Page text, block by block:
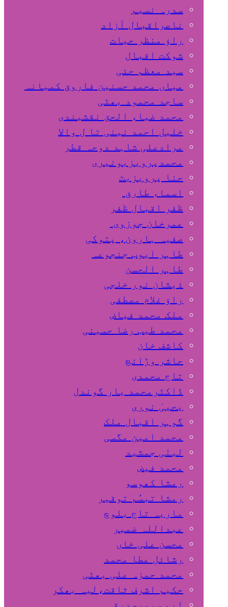
سدرہ نسیم
ناصراقبال آزاد
راؤ منظر حیات
شوکت اقبال
سید معظم حئی
میاں محمد حسنین فاروق کمیانہ
ساجد محمود بھٹی
محمد ضیاء الحق نقشبندی
خلیل احمد نینی تا ل والا
مرادعلی شاہد دوحہ قطر
محمدپرویزبونیری
حنا پرویزبٹ
اسماء طارق
ظفر اقبال ظفر
عمرخان جوزوی
صفیہ ہارون، پتوکی
طاہر ایوب جنجوعہ
طاہر الحسن
ذیشان نور خلجی
راﺅ غلام مصطفی
ملک محمد فیاض
محمد طیب رضا حسینی
کاشف خان
حاشر وڑائچ
تاج محمدی
ڈاکٹرمحمد یار گوندل
گوہر اقبال ملک
محمد امین مگسی
لبنٰی جمشید
محمد فیض
رمشا کھوسو
رمشا تبسُم توقیر
ماریہ تاج بلوچ
عبداللہ ضمیر
محسن علی خاں
رشائل عطا محمد
محمد حمزہ علی بھٹی
حکیم اشرف ثاقت،لیہ بھکر
ایم سرورصدیقی